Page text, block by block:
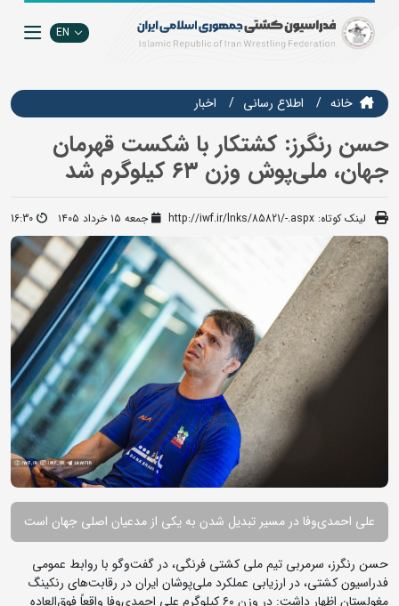
EN
خانه اطلاع رسانی اخبار
حسن رنگرز: کشتکار با شکست قهرمان
جهان، ملی‌پوش وزن ۶۳ کیلوگرم شد
لینک کوتاه: http://iwf.ir/lnks/85821/-.aspx جمعه ۱۵ خرداد ۱۴۰۵ 16:30
علی احمدی‌وفا در مسیر تبدیل شدن به یکی از مدعیان اصلی جهان است
حسن رنگرز، سرمربی تیم ملی کشتی فرنگی، در گفت‌وگو با روابط عمومی
فدراسیون کشتی، در ارزیابی عملکرد ملی‌پوشان ایران در رقابت‌های رنکینگ
مغولستان اظهار داشت: در وزن ۶۰ کیلوگرم علی احمدی‌وفا واقعاً فوق‌العاده